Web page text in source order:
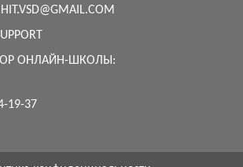
ОНЛАЙН-ШКОЛЫ:
19-37